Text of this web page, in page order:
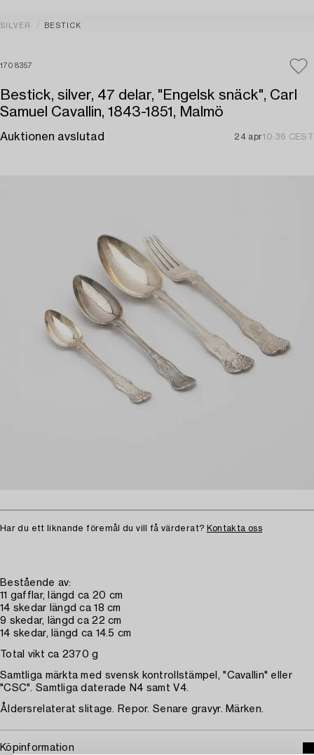
SILVER BESTICK
1708357
Bestick, silver, 47 delar, "Engelsk snäck", Carl
Samuel Cavallin, 1843-1851, Malmö
Auktionen avslutad 24 apr10:36 CEST
Har du ett liknande föremål du vill få värderat? Kontakta oss
Bestående av:
11 gafflar, längd ca 20 cm
14 skedar längd ca 18 cm
9 skedar, längd ca 22 cm
14 skedar, längd ca 14.5 cm
Total vikt ca 2370 g
Samtliga märkta med svensk kontrollstämpel, "Cavallin" eller
"CSC". Samtliga daterade N4 samt V4.
Åldersrelaterat slitage. Repor. Senare gravyr. Märken.
Köpinformation